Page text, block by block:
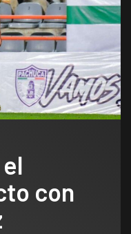
con